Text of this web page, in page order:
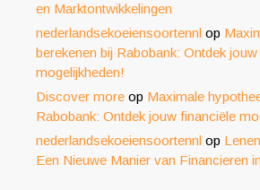
en Marktontwikkelingen
nederlandsekoeiensoortennl op
berekenen bij Rabobank: Ontdek
mogelijkheden!
Discover more op Maximale
Rabobank: Ontdek jouw financiële
nederlandsekoeiensoortennl op
Een Nieuwe Manier van Financieren